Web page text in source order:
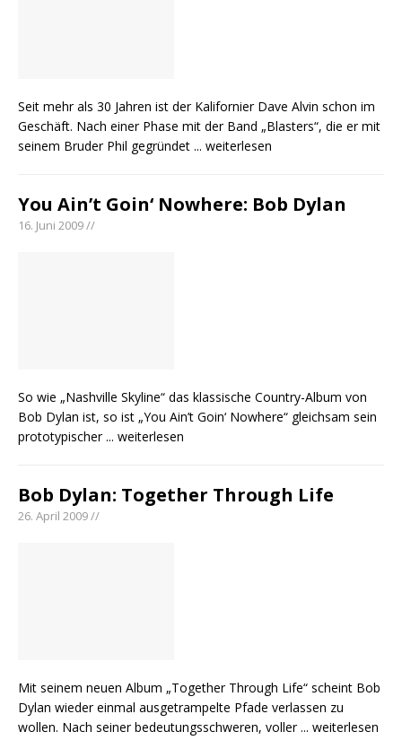
Seit mehr als 30 Jahren ist der Kalifornier Dave Alvin schon im
Geschäft. Nach einer Phase mit der Band „Blasters“, die er mit
seinem Bruder Phil gegründet ... weiterlesen
You Ain’t Goin‘ Nowhere: Bob Dylan
16. Juni 2009 //
So wie „Nashville Skyline“ das klassische Country-Album von
Bob Dylan ist, so ist „You Ain’t Goin‘ Nowhere“ gleichsam sein
prototypischer... weiterlesen
Bob Dylan: Together Through Life
26. April 2009 //
Mit seinem neuen Album „Together Through Life“ scheint Bob
Dylan wieder einmal ausgetrampelte Pfade verlassen zu
wollen. Nach seiner bedeutungsschweren, voller... weiterlesen